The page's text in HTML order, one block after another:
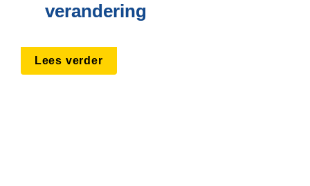
verandering
Lees verder